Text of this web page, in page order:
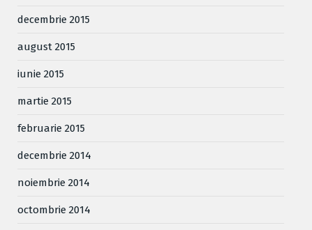
decembrie 2015
august 2015
iunie 2015
martie 2015
februarie 2015
decembrie 2014
noiembrie 2014
octombrie 2014